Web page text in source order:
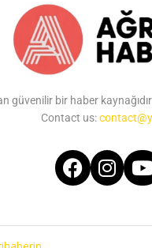
güvenilir bir haber
Contact us: